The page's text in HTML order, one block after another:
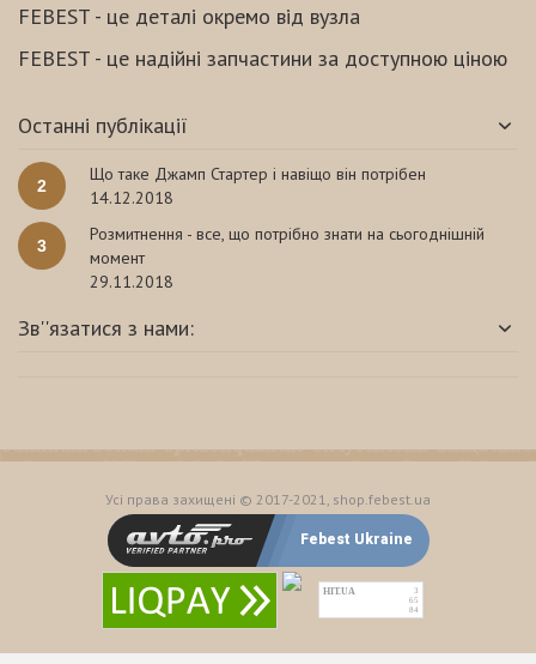
FEBEST - це деталі окремо від вузла
FEBEST - це надійні запчастини за доступною ціною
Останні публікації
2
Що таке Джамп Стартер і навіщо він потрібен
14.12.2018
3
Розмитнення - все, що потрібно знати на сьогоднішній
момент
29.11.2018
Зв''язатися з нами:
Усі права захищені © 2017-2021, shop.febest.ua
Febest Ukraine
HIT.UA
3
65
84